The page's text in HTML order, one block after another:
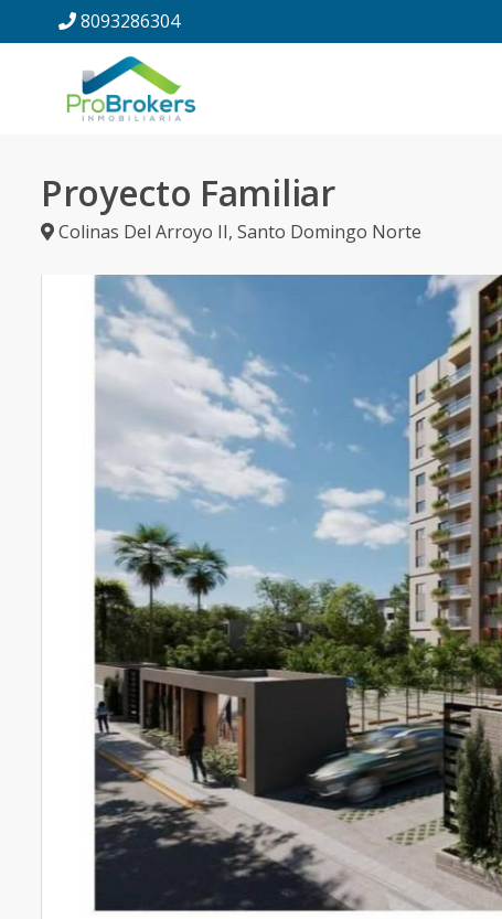
8093286304
Proyecto Familiar
Colinas Del Arroyo II, Santo Domingo Norte